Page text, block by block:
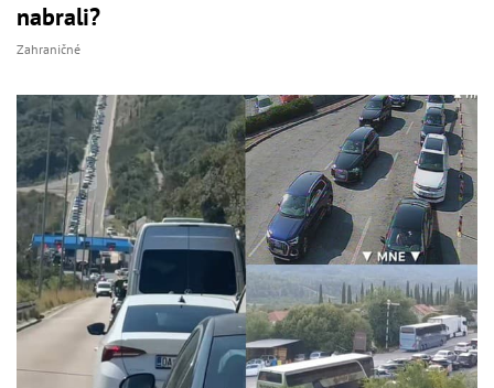
nabrali?
Zahraničné